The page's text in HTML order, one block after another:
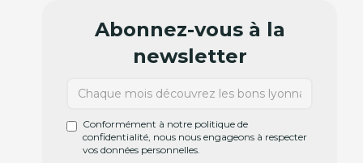
Abonnez-vous à la
newsletter
Conformément à notre politique de
confidentialité, nous nous engageons à respecter
vos données personnelles.